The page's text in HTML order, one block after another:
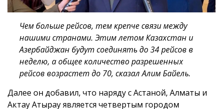
Чем больше рейсов, тем крепче связи между
нашими странами. Этим летом Казахстан и
Азербайджан будут соединять до 34 рейсов в
неделю, а общее количество разрешенных
рейсов возрастет до 70, сказал Алим Байель.
Далее он добавил, что наряду с Астаной, Алматы и
Актау Атырау является четвертым городом